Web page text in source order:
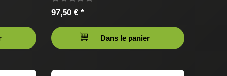
97,50 € *
Dans le panier